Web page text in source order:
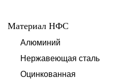
Материал НФС
Алюминий
Нержавеющая сталь
Оцинкованная